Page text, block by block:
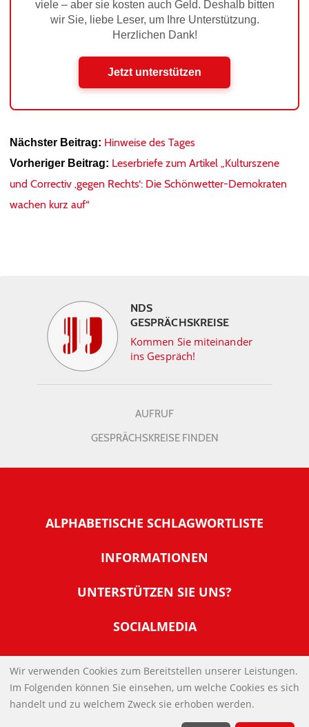
viele – aber sie kosten auch Geld. Deshalb bitten
wir Sie, liebe Leser, um Ihre Unterstützung.
Herzlichen Dank!
Jetzt unterstützen
Nächster Beitrag: Hinweise des Tages
Vorheriger Beitrag: Leserbriefe zum Artikel „Kulturszene
und Correctiv ‚gegen Rechts‘: Die Schönwetter-Demokraten
wachen kurz auf“
NDS
GESPRÄCHSKREISE
Kommen Sie miteinander
ins Gespräch!
AUFRUF
GESPRÄCHSKREISE FINDEN
ALPHABETISCHE SCHLAGWORTLISTE
INFORMATIONEN
Warum NachDenkSeiten
Tipps zur Nutzung der NachDenkSeiten
Banner und E-Mail-Signaturen
Links
Kontakt
UNTERSTÜTZEN SIE UNS?
Werden Sie Fördermitglied
Spenden Sie Online
SOCIALMEDIA
IMPRESSUM
DATENSCHUTZERKLÄRUNG
Wir verwenden Cookies zum Bereitstellen unserer Leistungen.
Im Folgenden können Sie einsehen, um welche Cookies es sich
handelt und zu welchem Zweck sie erhoben werden.